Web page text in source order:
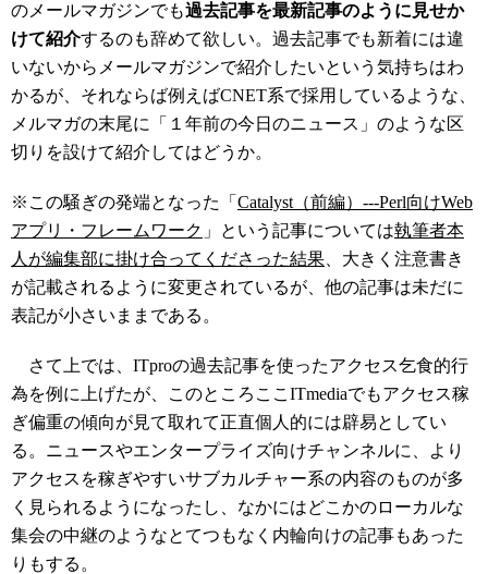
のメールマガジンでも過去記事を最新記事のように見せか
けて紹介するのも辞めて欲しい。過去記事でも新着には違
いないからメールマガジンで紹介したいという気持ちはわ
かるが、それならば例えばCNET系で採用しているような、
メルマガの末尾に「１年前の今日のニュース」のような区
切りを設けて紹介してはどうか。
※この騒ぎの発端となった「 Catalyst（前編）---Perl向けWeb
アプリ・フレームワーク 」という記事については執筆者本
人が編集部に掛け合ってくださった結果 、大きく注意書き
が記載されるように変更されているが、他の記事は未だに
表記が小さいままである。
さて上では、ITproの過去記事を使ったアクセス乞食的行
為を例に上げたが、このところここITmediaでもアクセス稼
ぎ偏重の傾向が見て取れて正直個人的には辟易としてい
る。ニュースやエンタープライズ向けチャンネルに、より
アクセスを稼ぎやすいサブカルチャー系の内容のものが多
く見られるようになったし、なかにはどこかのローカルな
集会の中継のようなとてつもなく内輪向けの記事もあった
りもする。